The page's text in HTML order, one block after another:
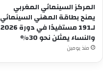
المركز السينمائي المغربي
يمنح بطاقة المهني السينمائي
لـ191 مستفيدًا في دورة 2026
والنساء يمثلن نحو 30%
منذ يومين